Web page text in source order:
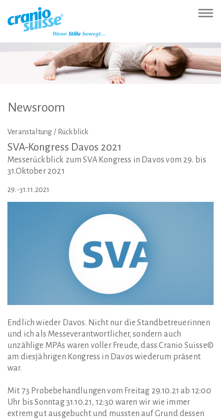
(Accesskey
Hauptnavigation
(Accesskey
Inhalt
(Accesskey
Sprachumschaltung
(Accesskey
Newsroom
Veranstaltung / Rückblick
SVA-Kongress Davos 2021
Messerückblick zum SVA Kongress in Davos vom 29. bis
31.Oktober 2021
29.-31.11.2021
Endlich wieder Davos. Nicht nur die Standbetreuerinnen
und ich als Messeverantwortlicher, sondern auch
unzählige MPAs waren voller Freude, dass Cranio Suisse©
am diesjährigen Kongress in Davos wiederum präsent
war.
Mit 73 Probebehandlungen vom Freitag 29.10.21 ab 12:00
Uhr bis Sonntag 31.10.21, 12:30 waren wir wie immer
extrem gut ausgebucht und mussten auf Grund dessen